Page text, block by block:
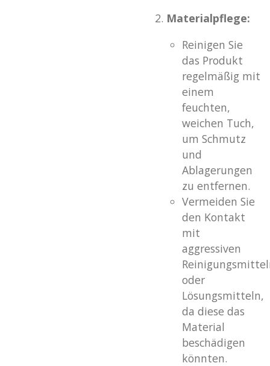
Materialpflege:
Reinigen Sie
das Produkt
regelmäßig mit
einem
feuchten,
weichen Tuch,
um Schmutz
und
Ablagerungen
zu entfernen.
Vermeiden Sie
den Kontakt
mit
aggressiven
oder
Lösungsmitteln,
da diese das
Material
beschädigen
könnten.